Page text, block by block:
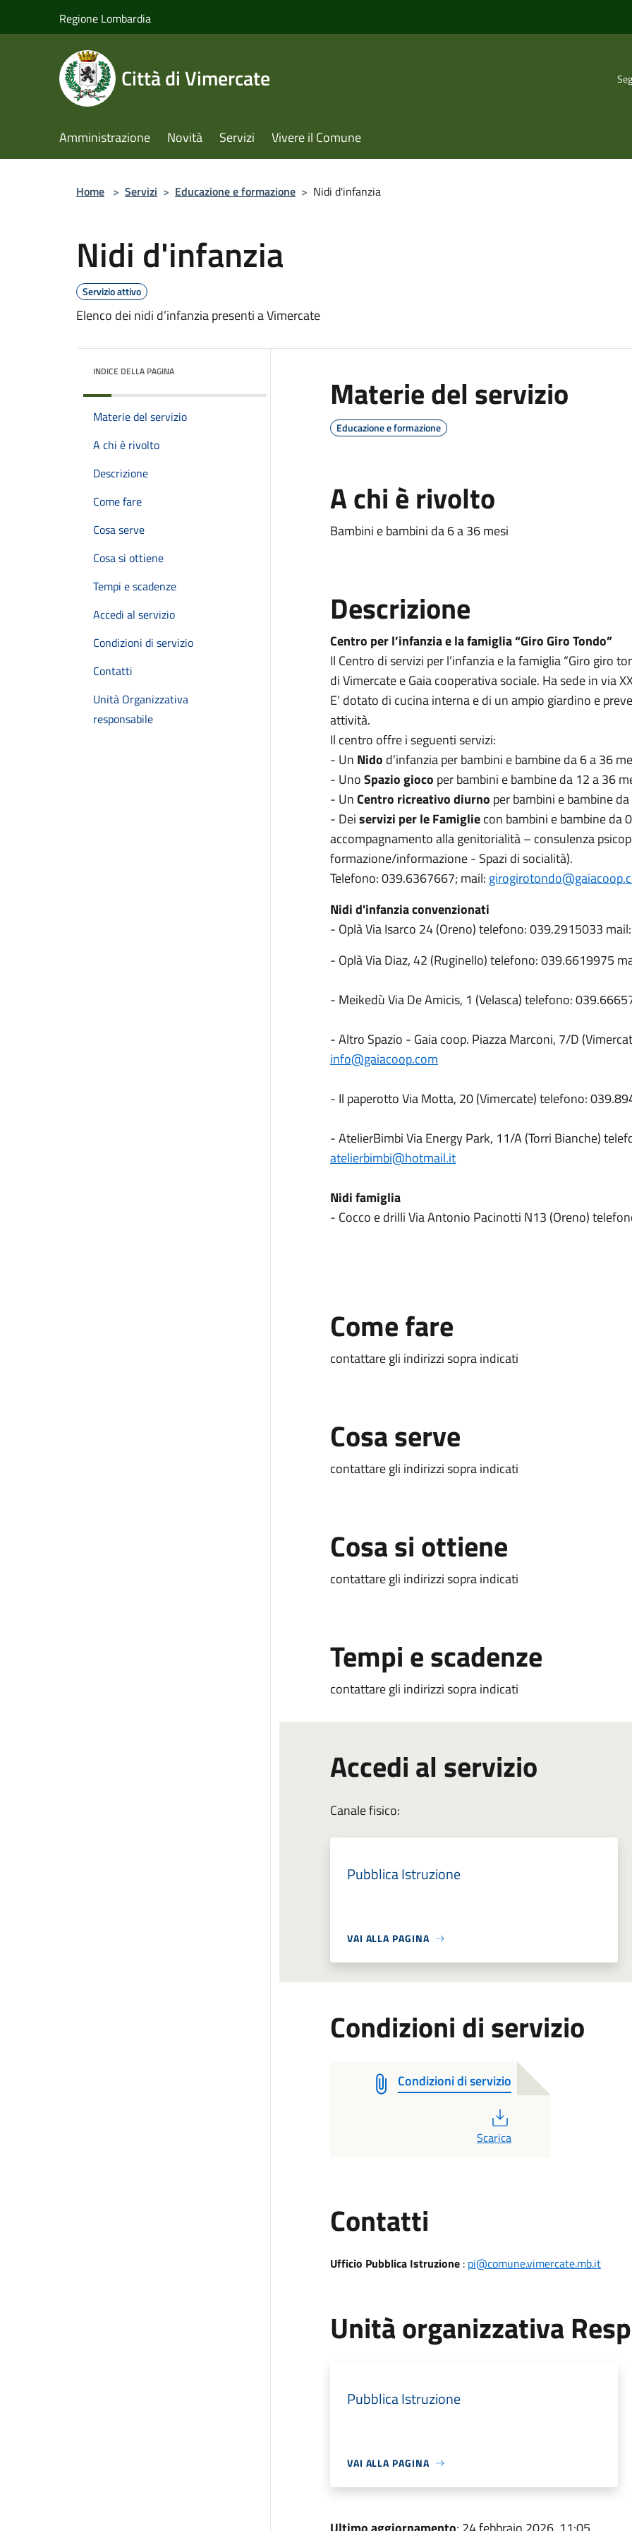
Regione Lombardia
Città di Vimercate
Amministrazione Novità Servizi Vivere il Comune
Home > Servizi > Educazione e formazione > Nidi d'infanzia
Nidi d'infanzia
Servizio attivo
Elenco dei nidi d’infanzia presenti a Vimercate
INDICE DELLA PAGINA
Materie del servizio
A chi è rivolto
Descrizione
Come fare
Cosa serve
Cosa si ottiene
Tempi e scadenze
Accedi al servizio
Condizioni di servizio
Contatti
Unità Organizzativa
responsabile
Materie del servizio
Educazione e formazione
A chi è rivolto
Bambini e bambini da 6 a 36 mesi
Descrizione
Centro per l’infanzia e la famiglia “Giro Giro Tondo”
Il Centro di servizi per l’infanzia e la famiglia “Giro giro
di Vimercate e Gaia cooperativa sociale. Ha sede in via
E’ dotato di cucina interna e di un ampio giardino e
attività.
Il centro offre i seguenti servizi:
- Un Nido d’infanzia per bambini e bambine da 6 a 36
- UnoSpazio gioco per bambini e bambine da 12 a 36
- UnCentro ricreativo diurno per bambini e bambine
- Deiservizi per le Famigliecon bambini e bambine da
accompagnamento alla genitorialità – consulenza
formazione/informazione - Spazi di socialità).
Telefono: 039.6367667; mail:
Nidi d'infanzia convenzionati
- Oplà Via Isarco 24 (Oreno) telefono: 039.2915033 mail:
- Oplà Via Diaz, 42 (Ruginello) telefono: 039.6619975
- Meikedù Via De Amicis, 1 (Velasca) telefono:
- Altro Spazio - Gaia coop. Piazza Marconi, 7/D
info@gaiacoop.com
- Il paperotto Via Motta, 20 (Vimercate) telefono:
- AtelierBimbi Via Energy Park, 11/A (Torri Bianche)
atelierbimbi@hotmail.it
Nidi famiglia
- Cocco e drilli Via Antonio Pacinotti N13 (Oreno)
Come fare
contattare gli indirizzi sopra indicati
Cosa serve
contattare gli indirizzi sopra indicati
Cosa si ottiene
contattare gli indirizzi sopra indicati
Tempi e scadenze
contattare gli indirizzi sopra indicati
Accedi al servizio
Canale fisico:
Pubblica Istruzione
VAI ALLA PAGINA
Condizioni di servizio
Condizioni di servizio
Scarica
Contatti
Ufficio Pubblica Istruzione : pi@comune.vimercate.mb.it
Unità organizzativa
Pubblica Istruzione
VAI ALLA PAGINA